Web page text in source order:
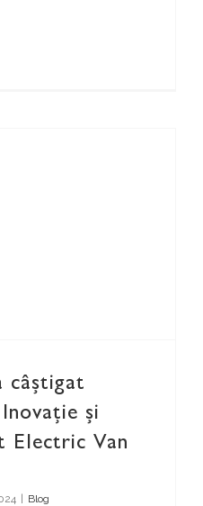
câștigat
și
Electric Van
Blog